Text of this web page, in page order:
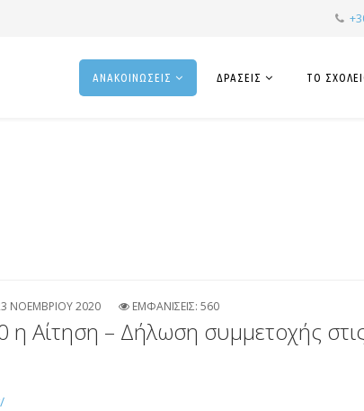
ΑΝΑΚΟΙΝΩΣΕΙΣ ΔΡΑΣΕΙΣ ΤΟ
ΝΟΕΜΒΡΙΟΥ 2020 ΕΜΦΑΝΙΣΕΙΣ: 560
Αίτηση – Δήλωση συμμετοχής